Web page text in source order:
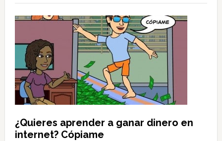
¿Quieres aprender a ganar dinero en
internet? Cópiame